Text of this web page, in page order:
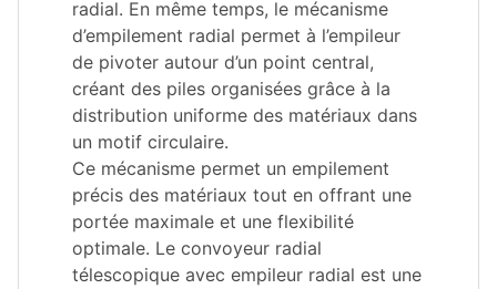
radial. En même temps, le mécanisme
d’empilement radial permet à l’empileur
de pivoter autour d’un point central,
créant des piles organisées grâce à la
distribution uniforme des matériaux dans
un motif circulaire.
Ce mécanisme permet un empilement
précis des matériaux tout en offrant une
portée maximale et une flexibilité
optimale. Le convoyeur radial
télescopique avec empileur radial est une